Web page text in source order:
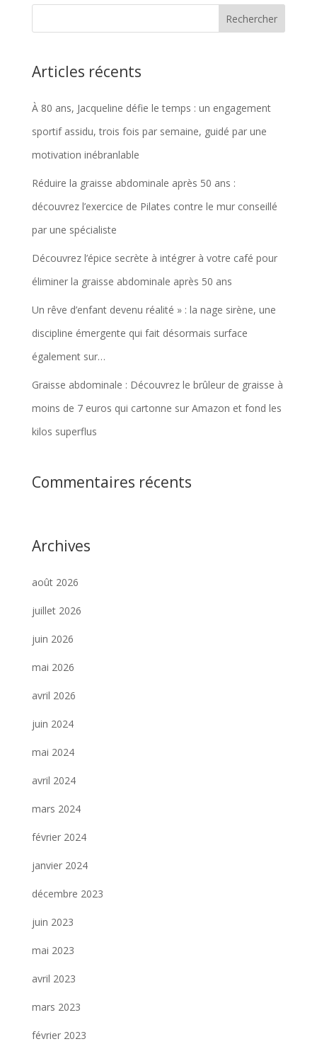
était : est :
Articles récents
À 80 ans, Jacqueline défie le temps : un engagement
sportif assidu, trois fois par semaine, guidé par une
motivation inébranlable
Réduire la graisse abdominale après 50 ans :
découvrez l’exercice de Pilates contre le mur conseillé
par une spécialiste
Découvrez l’épice secrète à intégrer à votre café pour
éliminer la graisse abdominale après 50 ans
Un rêve d’enfant devenu réalité » : la nage sirène, une
discipline émergente qui fait désormais surface
également sur…
Graisse abdominale : Découvrez le brûleur de graisse à
moins de 7 euros qui cartonne sur Amazon et fond les
kilos superflus
Commentaires récents
Archives
août 2026
juillet 2026
juin 2026
mai 2026
avril 2026
juin 2024
mai 2024
avril 2024
mars 2024
février 2024
janvier 2024
décembre 2023
juin 2023
mai 2023
avril 2023
mars 2023
février 2023